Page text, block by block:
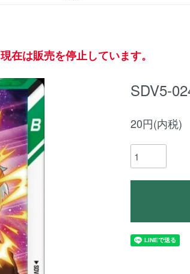
現在は販売を停止しています。
SDV5-
20円(内税)